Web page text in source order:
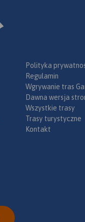
Polityka
Regulamin
Wgrywanie tras
Dawna wersja
Wszystkie trasy
Trasy turystyczne
Kontakt